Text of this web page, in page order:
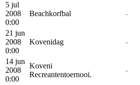
5 jul
2008
0:00
Beachkorfbal -
21 jun
2008
0:00
Kovenidag -
14 jun
2008
0:00
Koveni
Recreantentoernooi.
-